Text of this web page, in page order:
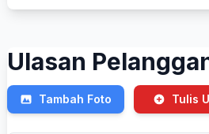
Ulasan
Tambah Foto Tulis